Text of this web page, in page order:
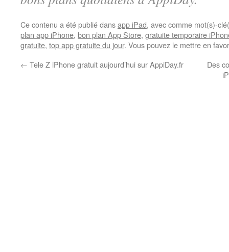
Ce contenu a été publié dansapp iPad, avec comme mot(s)-
plan app iPhone, bon plan App Store, gratuite temporaire
gratuite, top app gratuite du jour. Vous pouvez le mettre en
← Tele Z iPhone gratuit aujourd’hui sur AppiDay.fr
Des